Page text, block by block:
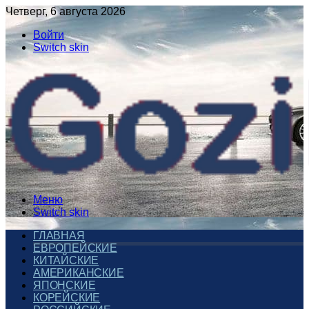
Четверг, 6 августа 2026
Войти
Switch skin
Меню
Switch skin
ГЛАВНАЯ
ЕВРОПЕЙСКИЕ
КИТАЙСКИЕ
АМЕРИКАНСКИЕ
ЯПОНСКИЕ
КОРЕЙСКИЕ